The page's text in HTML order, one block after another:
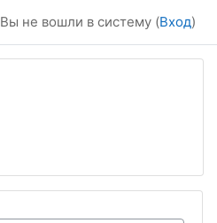
Вы не вошли в систему (Вход)